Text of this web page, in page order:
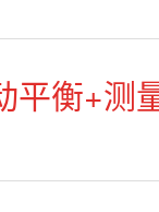
平衡+测